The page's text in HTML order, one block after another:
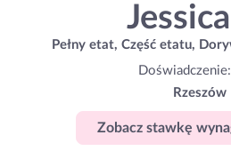
Pełny etat, Część etatu,
Doświadczenie:
Rzeszów
Zobacz stawkę